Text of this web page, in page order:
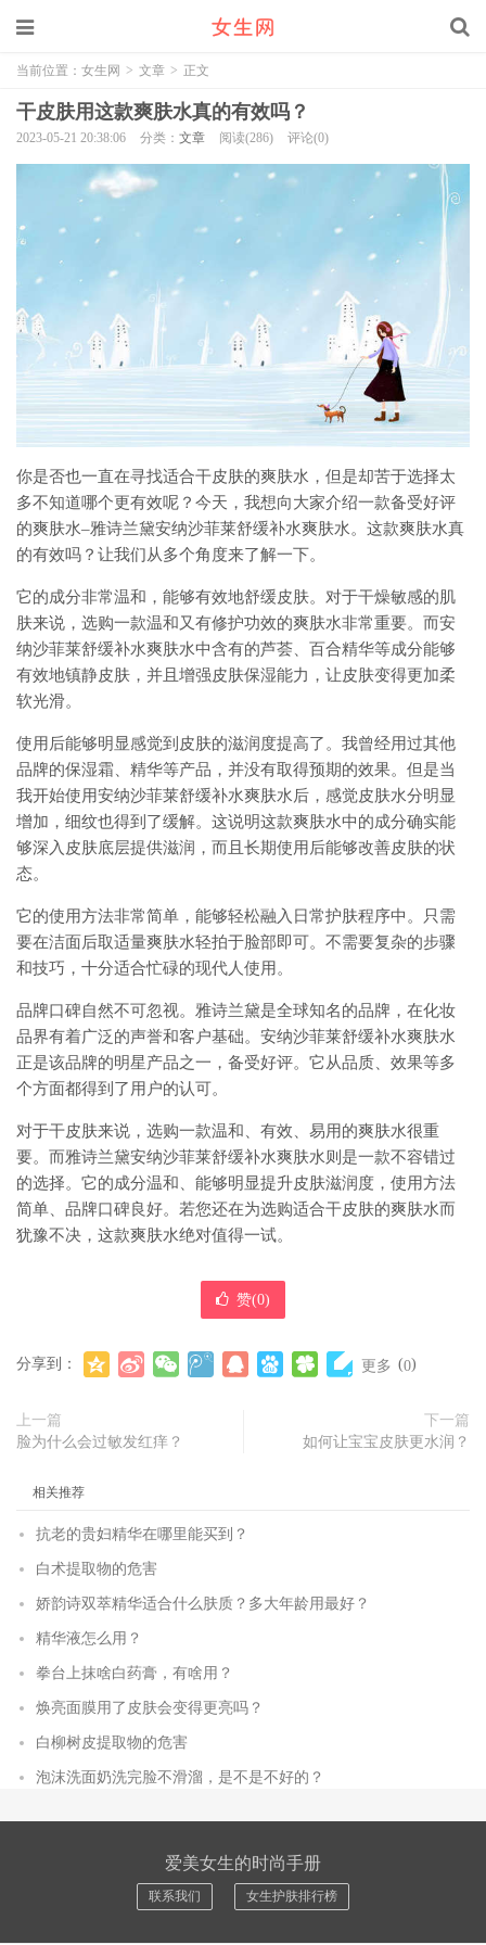
当前位置： 女生网 > 文章 > 正文
干皮肤用这款爽肤水真的有效吗？
2023-05-21 20:38:06 分类： 文章 阅读(286) 评论(0)
你是否也一直在寻找适合干皮肤的爽肤水，但是却苦于选择太
多不知道哪个更有效呢？今天，我想向大家介绍一款备受好评
的爽肤水–雅诗兰黛安纳沙菲莱舒缓补水爽肤水。这款爽肤水真
的有效吗？让我们从多个角度来了解一下。
它的成分非常温和，能够有效地舒缓皮肤。对于干燥敏感的肌
肤来说，选购一款温和又有修护功效的爽肤水非常重要。而安
纳沙菲莱舒缓补水爽肤水中含有的芦荟、百合精华等成分能够
有效地镇静皮肤，并且增强皮肤保湿能力，让皮肤变得更加柔
软光滑。
使用后能够明显感觉到皮肤的滋润度提高了。我曾经用过其他
品牌的保湿霜、精华等产品，并没有取得预期的效果。但是当
我开始使用安纳沙菲莱舒缓补水爽肤水后，感觉皮肤水分明显
增加，细纹也得到了缓解。这说明这款爽肤水中的成分确实能
够深入皮肤底层提供滋润，而且长期使用后能够改善皮肤的状
态。
它的使用方法非常简单，能够轻松融入日常护肤程序中。只需
要在洁面后取适量爽肤水轻拍于脸部即可。不需要复杂的步骤
和技巧，十分适合忙碌的现代人使用。
品牌口碑自然不可忽视。雅诗兰黛是全球知名的品牌，在化妆
品界有着广泛的声誉和客户基础。安纳沙菲莱舒缓补水爽肤水
正是该品牌的明星产品之一，备受好评。它从品质、效果等多
个方面都得到了用户的认可。
对于干皮肤来说，选购一款温和、有效、易用的爽肤水很重
要。而雅诗兰黛安纳沙菲莱舒缓补水爽肤水则是一款不容错过
的选择。它的成分温和、能够明显提升皮肤滋润度，使用方法
简单、品牌口碑良好。若您还在为选购适合干皮肤的爽肤水而
犹豫不决，这款爽肤水绝对值得一试。
赞(0)
分享到： 更多 (0)
上一篇
脸为什么会过敏发红痒？
下一篇
如何让宝宝皮肤更水润？
相关推荐
抗老的贵妇精华在哪里能买到？
白术提取物的危害
娇韵诗双萃精华适合什么肤质？多大年龄用最好？
精华液怎么用？
拳台上抹啥白药膏，有啥用？
焕亮面膜用了皮肤会变得更亮吗？
白柳树皮提取物的危害
泡沫洗面奶洗完脸不滑溜，是不是不好的？
爱美女生的时尚手册
联系我们 女生护肤排行榜